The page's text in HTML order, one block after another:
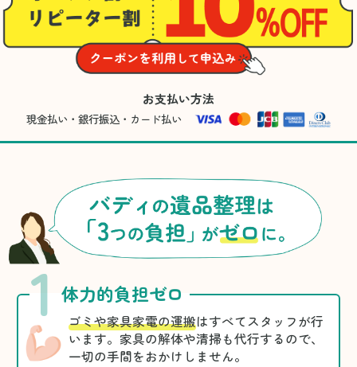
お支払い方法
現金払い・銀行振込・カード払い
1 体力的負担ゼロ
ゴミや家具家電の運搬はすべてスタッフが行
います。家具の解体や清掃も代行するので、
一切の手間をおかけしません。